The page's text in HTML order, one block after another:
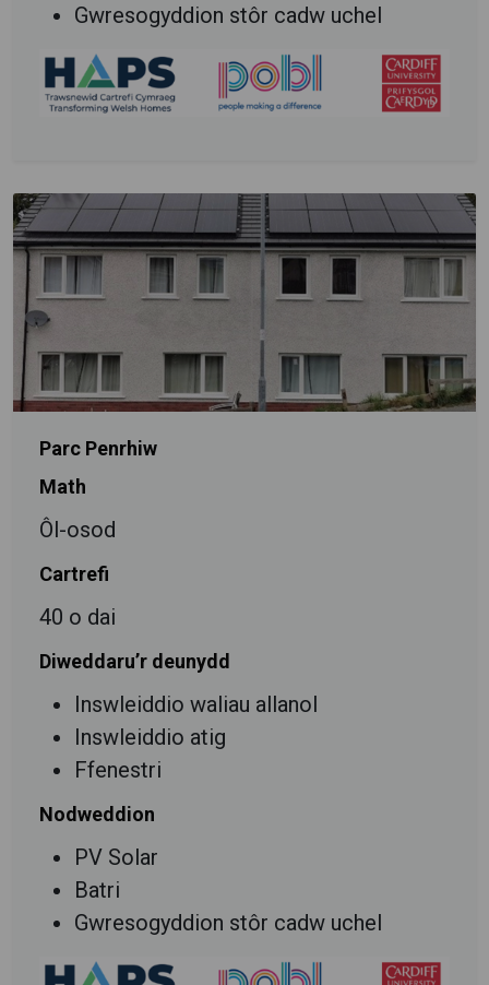
Gwresogyddion stôr cadw uchel
Parc Penrhiw
Math
Ôl-osod
Cartrefi
40 o dai
Diweddaru’r deunydd
Inswleiddio waliau allanol
Inswleiddio atig
Ffenestri
Nodweddion
PV Solar
Batri
Gwresogyddion stôr cadw uchel